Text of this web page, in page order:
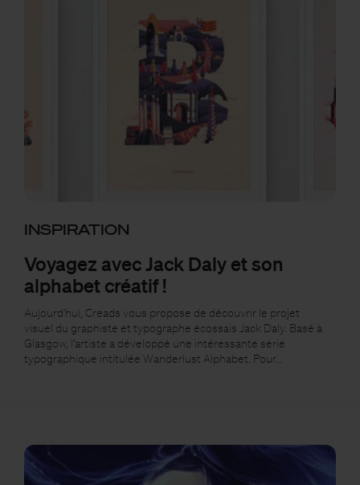
INSPIRATION
Voyagez avec Jack Daly et son
alphabet créatif !
Aujourd'hui, Creads vous propose de découvrir le projet
visuel du graphiste et typographe écossais Jack Daly. Basé à
Glasgow, l’artiste a développé une intéressante série
typographique intitulée Wanderlust Alphabet. Pour…